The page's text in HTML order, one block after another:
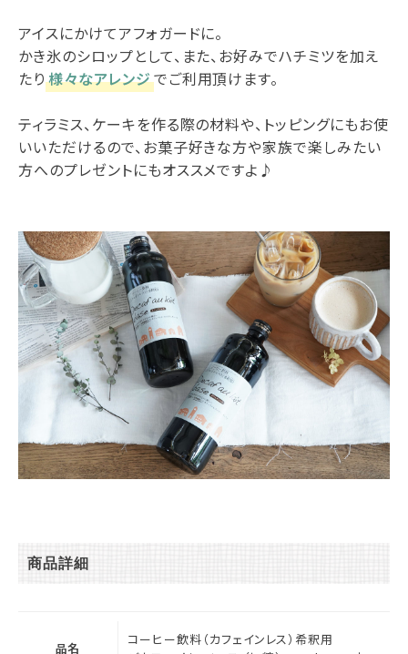
アイスにかけてアフォガードに。
かき氷のシロップとして、また、お好みでハチミツを加え
たり 様々なアレンジでご利用頂けます。
ティラミス、ケーキを作る際の材料や、トッピングにもお使
いいただけるので、お菓子好きな方や家族で楽しみたい
方へのプレゼントにもオススメですよ♪
商品詳細
品名
コーヒー飲料（カフェインレス）希釈用